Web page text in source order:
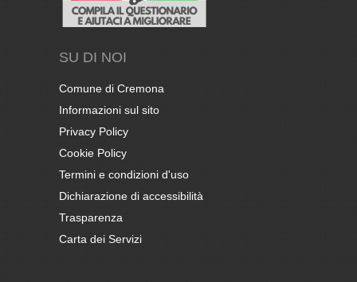
SU DI NOI
Comune di Cremona
Informazioni sul sito
Privacy Policy
Cookie Policy
Termini e condizioni d'uso
Dichiarazione di accessibilità
Trasparenza
Carta dei Servizi